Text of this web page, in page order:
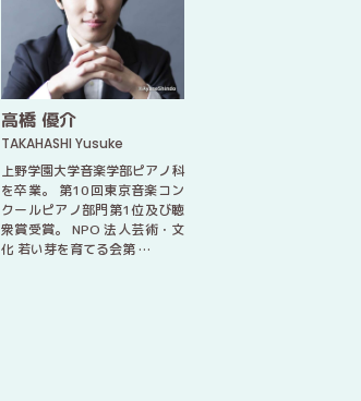
高橋 優介
TAKAHASHI Yusuke
上野学園大学音楽学部ピアノ科
を卒業。 第10回東京音楽コン
クールピアノ部門第1位及び聴
衆賞受賞。 NPO 法人芸術・文
化 若い芽を育てる会第 …